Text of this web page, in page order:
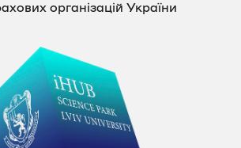
організацій України